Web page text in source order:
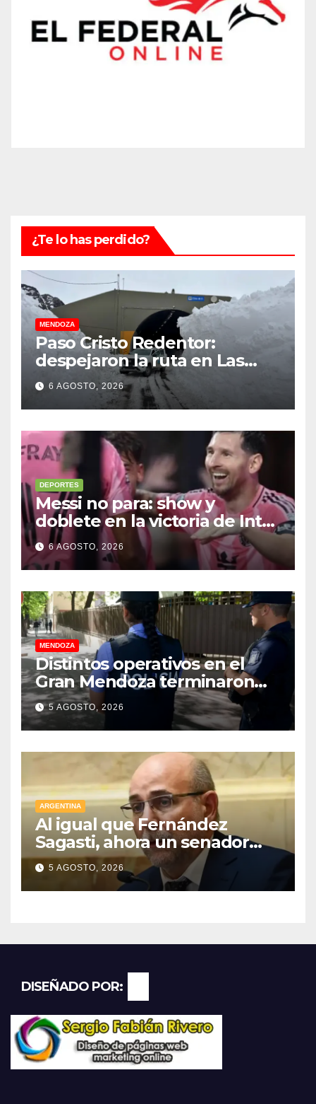
¿Te lo has perdido?
MENDOZA
Paso Cristo Redentor:
despejaron la ruta en Las
Cuevas antes de otro
temporal con unos 1.500
camiones varados
6 AGOSTO, 2026
DEPORTES
Messi no para: show y
doblete en la victoria de Inter
Miami
6 AGOSTO, 2026
MENDOZA
Distintos operativos en el
Gran Mendoza terminaron
con cuatro delincuentes
detenidos
5 AGOSTO, 2026
ARGENTINA
Al igual que Fernández
Sagasti, ahora un senador
radical pidió votar en forma
remota
5 AGOSTO, 2026
DISEÑADO POR: